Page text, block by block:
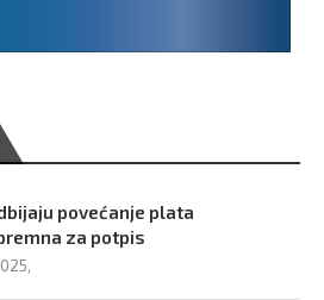
povećanje plata
za potpis